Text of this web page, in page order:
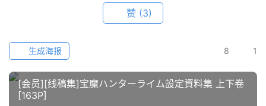
图
例
素
材
赞 (3)
8 1
生成海报
[会员][线稿集]宝魔ハンターライム設定資料集 上下卷
[163P]